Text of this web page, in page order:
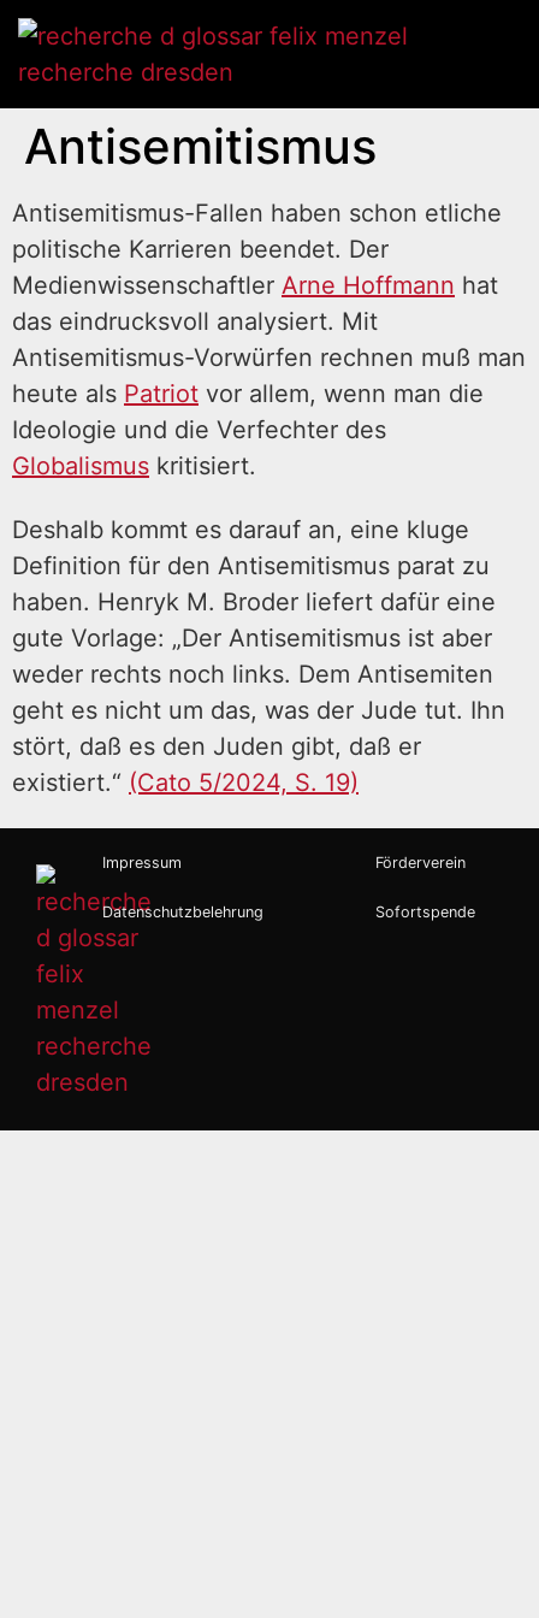
Antisemitismus
Antisemitismus-Fallen haben schon etliche
politische Karrieren beendet. Der
Medienwissenschaftler Arne Hoffmann hat
das eindrucksvoll analysiert. Mit
Antisemitismus-Vorwürfen rechnen muß man
heute als Patriot vor allem, wenn man die
Ideologie und die Verfechter des
Globalismus kritisiert.
Deshalb kommt es darauf an, eine kluge
Definition für den Antisemitismus parat zu
haben. Henryk M. Broder liefert dafür eine
gute Vorlage: „Der Antisemitismus ist aber
weder rechts noch links. Dem Antisemiten
geht es nicht um das, was der Jude tut. Ihn
stört, daß es den Juden gibt, daß er
existiert.“ (Cato 5/2024, S. 19)
Impressum
Datenschutzbelehrung
Förderverein
Sofortspende